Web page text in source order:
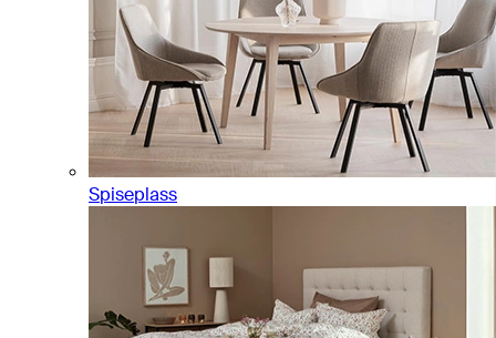
Spiseplass